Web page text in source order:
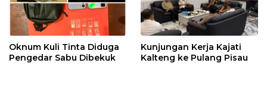
Oknum Kuli Tinta Diduga
Pengedar Sabu Dibekuk
Kunjungan Kerja Kajati
Kalteng ke Pulang Pisau